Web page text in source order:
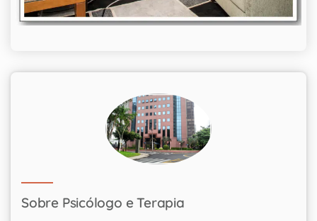
Sobre Psicólogo e Terapia